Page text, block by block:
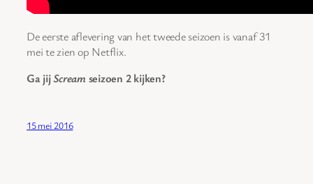
De eerste aflevering van het tweede seizoen is vanaf 31
mei te zien op Netflix.
Ga jijScream seizoen 2 kijken?
15 mei 2016